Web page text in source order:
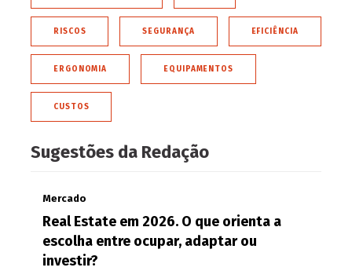
RISCOS SEGURANÇA EFICIÊNCIA
ERGONOMIA EQUIPAMENTOS
CUSTOS
Sugestões da Redação
Mercado
Real Estate em 2026. O que orienta a
escolha entre ocupar, adaptar ou
investir?